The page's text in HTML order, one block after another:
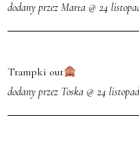
dodany przez Marta @ 24
Trampki out
dodany przez Toska @ 24